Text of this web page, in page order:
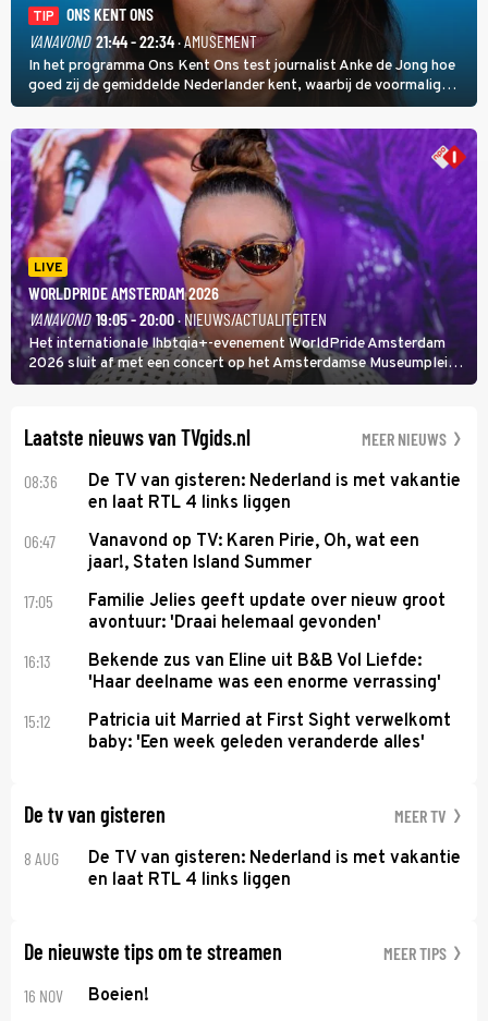
TIP
ONS KENT ONS
VANAVOND 21:44 - 22:34· AMUSEMENT
In het programma Ons Kent Ons test journalist Anke de Jong hoe
goed zij de gemiddelde Nederlander kent, waarbij de voormalig
hoofdredacteur van modebladen Glamour en Elle het samen met
rapper Keizer opneemt tegen Edson da Graça en Marc-Marie
Huijbregts.
LIVE
WORLDPRIDE AMSTERDAM 2026
VANAVOND 19:05 - 20:00· NIEUWS/ACTUALITEITEN
Het internationale lhbtqia+-evenement WorldPride Amsterdam
2026 sluit af met een concert op het Amsterdamse Museumplein.
Anita Doth is een van de optredende artiesten. In de jaren 90
Laatste nieuws van TVgids.nl MEER NIEUWS
08:36
De TV van gisteren: Nederland is met vakantie
en laat RTL 4 links liggen
06:47
Vanavond op TV: Karen Pirie, Oh, wat een
jaar!, Staten Island Summer
17:05
Familie Jelies geeft update over nieuw groot
avontuur: 'Draai helemaal gevonden'
16:13
Bekende zus van Eline uit B&B Vol Liefde:
'Haar deelname was een enorme verrassing'
15:12
Patricia uit Married at First Sight verwelkomt
baby: 'Een week geleden veranderde alles'
De tv van gisteren MEER TV
8 AUG
De TV van gisteren: Nederland is met vakantie
en laat RTL 4 links liggen
De nieuwste tips om te streamen MEER TIPS
16 NOV Boeien!